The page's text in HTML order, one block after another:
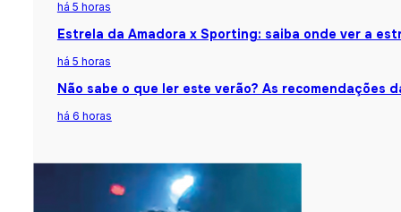
há 5 horas
Estrela da Amadora x Sporting: saiba onde ver a
há 5 horas
Não sabe o que ler este verão? As recomendações
há 6 horas